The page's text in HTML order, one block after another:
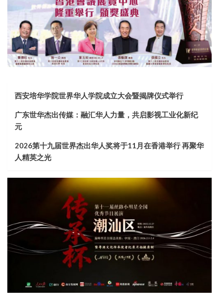
西安培华学院世界华人学院成立大会暨揭牌仪式举行
广东世华杰出传媒：融汇华人力量，共启影视工业化新纪
元
2026第十九届世界杰出华人奖将于11月在香港举行 再聚华
人精英之光